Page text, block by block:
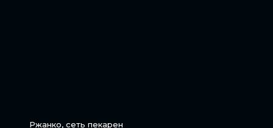
Ржанко, сеть пекарен